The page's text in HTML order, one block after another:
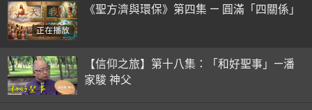
正在播放
《聖方濟與環保》第四集 — 圓滿「四關係」
【信仰之旅】第十八集：「和好聖事」—潘
家駿 神父